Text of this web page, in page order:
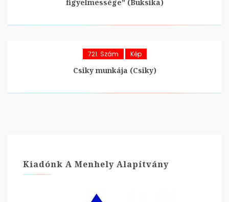
figyelmessége” (Buksika)
721. Szám Kép
Csiky munkája (Csiky)
Kiadónk A Menhely Alapítvány